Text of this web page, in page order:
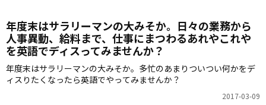
年度末はサラリーマンの大みそか。日々の業務から
人事異動、給料まで、仕事にまつわるあれやこれや
を英語でディスってみませんか？
年度末はサラリーマンの大みそか。多忙のあまりついつい何かをデ
ィスりたくなったら英語でやってみませんか？
2017-03-09